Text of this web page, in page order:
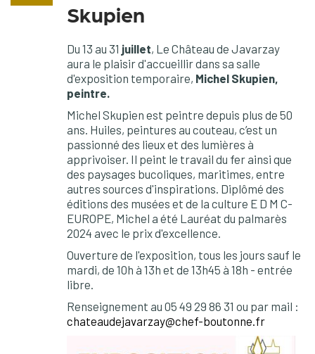
Skupien
Du 13 au 31 juillet, Le Château de Javarzay
aura le plaisir d'accueillir dans sa salle
d'exposition temporaire, Michel Skupien,
peintre.
Michel Skupien est peintre depuis plus de 50
ans. Huiles, peintures au couteau, c’est un
passionné des lieux et des lumières à
apprivoiser. Il peint le travail du fer ainsi que
des paysages bucoliques, maritimes, entre
autres sources d'inspirations. Diplômé des
éditions des musées et de la culture E D M C-
EUROPE, Michel a été Lauréat du palmarès
2024 avec le prix d'excellence.
Ouverture de l'exposition, tous les jours sauf le
mardi, de 10h à 13h et de 13h45 à 18h - entrée
libre.
Renseignement au 05 49 29 86 31 ou par mail :
chateaudejavarzay@chef-boutonne.fr